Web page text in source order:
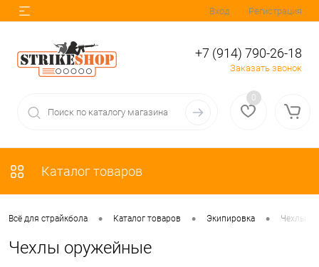
Вход Регистрация
+7 (914) 790-26-18
Заказать звонок
0
Каталог товаров
Всё для страйкбола • Каталог товаров • Экипировка • Чехлы
Чехлы оружейные